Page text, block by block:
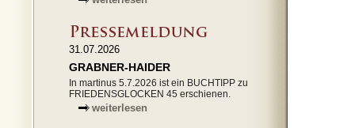
31.07.2026
GRABNER-HAIDER
In martinus 5.7.2026 ist ein BUCHTIPP zu
FRIEDENSGLOCKEN 45 erschienen.
weiterlesen